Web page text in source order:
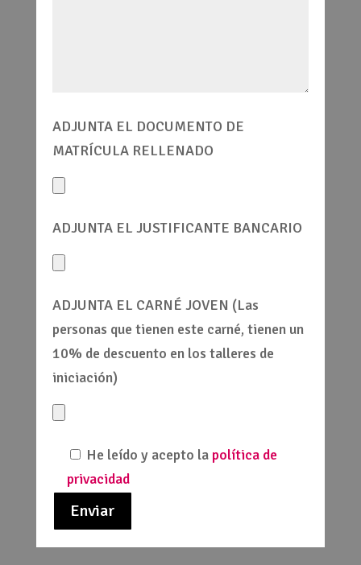
ADJUNTA EL DOCUMENTO DE
MATRÍCULA RELLENADO
ADJUNTA EL JUSTIFICANTE BANCARIO
ADJUNTA EL CARNÉ JOVEN (Las
personas que tienen este carné, tienen un
10% de descuento en los talleres de
iniciación)
He leído y acepto la política de
privacidad
Enviar